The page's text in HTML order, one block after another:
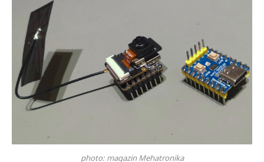
photo: magazin Mehatronika